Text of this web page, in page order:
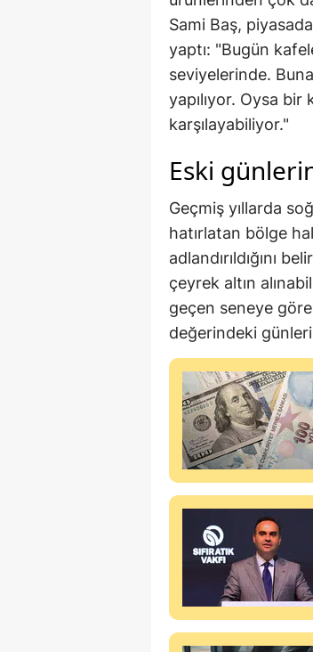
Sami Baş,
yaptı: "Bugün
seviyelerinde.
yapılıyor. Oysa
karşılayabiliyor."
Eski
Geçmiş yıllarda
hatırlatan bölge
adlandırıldığını
çeyrek altın
geçen seneye
değerindeki